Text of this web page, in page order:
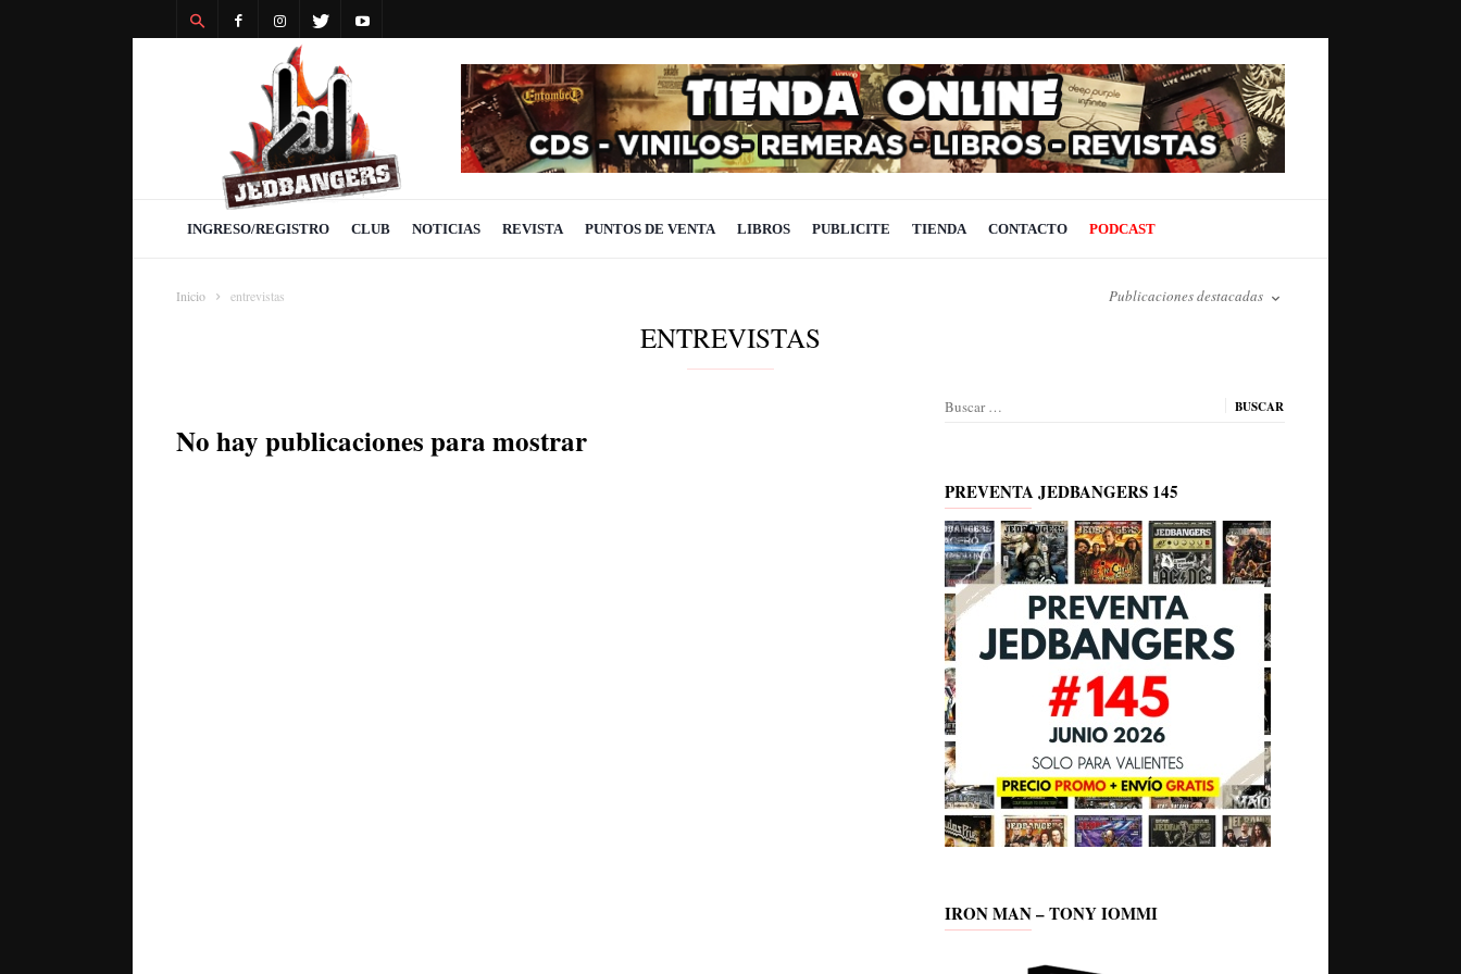
INGRESO/REGISTRO CLUB NOTICIAS REVISTA PUNTOS DE VENTA LIBROS PUBLICITE TIENDA CONTACTO PODCAST
Inicio entrevistas Publicaciones destacadas
ENTREVISTAS
No hay publicaciones para mostrar
Buscar:
PREVENTA JEDBANGERS 145
IRON MAN – TONY IOMMI